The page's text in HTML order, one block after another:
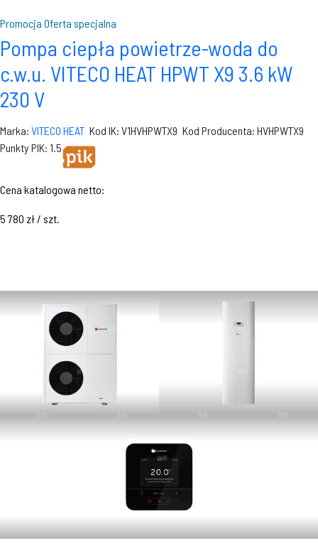
Promocja Oferta specjalna
Pompa ciepła powietrze-woda do
c.w.u. VITECO HEAT HPWT X9 3.6 kW
230 V
Marka: VITECO HEAT Kod IK: V1HVHPWTX9 Kod Producenta: HVHPWTX9
Punkty PIK: 1.5
Cena katalogowa netto:
5 780 zł / szt.